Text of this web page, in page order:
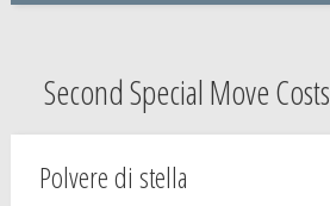
Second Special Move Costs
Polvere di stella